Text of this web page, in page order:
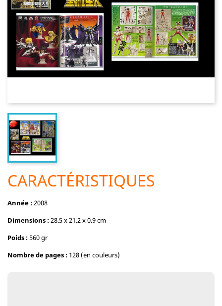
CARACTÉRISTIQUES
Année :2008
Dimensions :28.5 x 21.2 x 0.9 cm
Poids :560 gr
Nombre de pages : 128 (en couleurs)